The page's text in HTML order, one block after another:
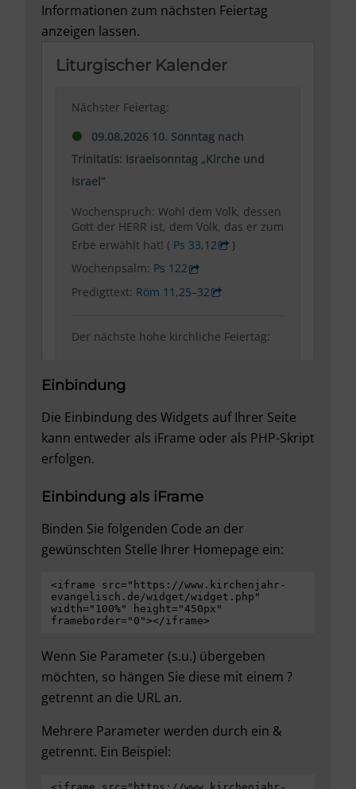
Informationen zum nächsten Feiertag
anzeigen lassen.
Einbindung
Die Einbindung des Widgets auf Ihrer Seite
kann entweder als iFrame oder als PHP-Skript
erfolgen.
Einbindung als iFrame
Binden Sie folgenden Code an der
gewünschten Stelle Ihrer Homepage ein:
<iframe src="https://www.kirchenjahr-
evangelisch.de/widget/widget.php"
width="100%" height="450px"
frameborder="0"></iframe>
Wenn Sie Parameter (s.u.) übergeben
möchten, so hängen Sie diese mit einem ?
getrennt an die URL an.
Mehrere Parameter werden durch ein &
getrennt. Ein Beispiel: